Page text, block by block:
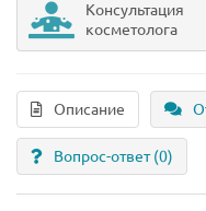
Консультация
косметолога
Описание
Вопрос-ответ(0)